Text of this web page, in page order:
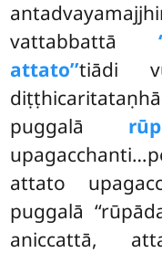
vattabbattā
attato’’tiādi
puggalā
attato
puggalā
aniccattā,